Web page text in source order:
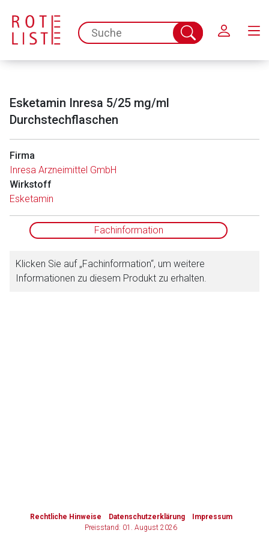
spc.search.input.placeholder
Suche
abschicken
Esketamin Inresa 5/25 mg/ml
Durchstechflaschen
Firma
Inresa Arzneimittel GmbH
Wirkstoff
Esketamin
Fachinformation
Klicken Sie auf „Fachinformation“, um weitere
Informationen zu diesem Produkt zu erhalten.
Rechtliche Hinweise Datenschutzerklärung
Impressum
Preisstand: 01. August 2026
Aufruf einer externen Seite
Der von Ihnen aufgerufene Link öffnet eine externe Web-
Seite. Für die Inhalte der externen Web-Seite ist deren
Datenschutzbestimmungen.